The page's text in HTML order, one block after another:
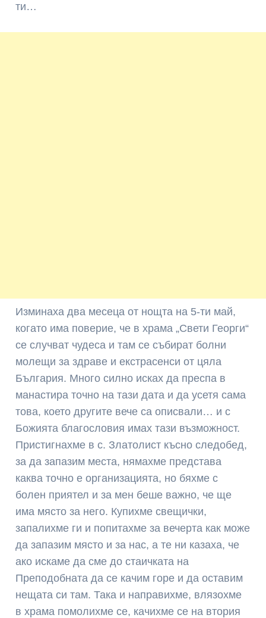
ти…
Изминаха два месеца от нощта на 5-ти май,
когато има поверие, че в храма „Свети Георги“
се случват чудеса и там се събират болни
молещи за здраве и екстрасенси от цяла
България. Много силно исках да преспа в
манастира точно на тази дата и да усетя сама
това, което другите вече са описвали… и с
Божията благословия имах тази възможност.
Пристигнахме в с. Златолист късно следобед,
за да запазим места, нямахме представа
каква точно е организацията, но бяхме с
болен приятел и за мен беше важно, че ще
има място за него. Купихме свещички,
запалихме ги и попитахме за вечерта как може
да запазим място и за нас, а те ни казаха, че
ако искаме да сме до стаичката на
Преподобната да се качим горе и да оставим
нещата си там. Така и направихме, влязохме
в храма помолихме се, качихме се на втория